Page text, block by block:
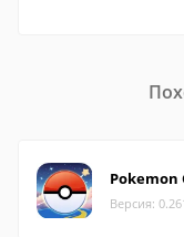
Pokemon
Версия: